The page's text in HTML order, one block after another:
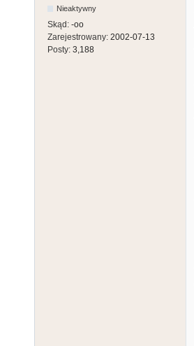
Nieaktywny
Skąd: -oo
Zarejestrowany: 2002-07-13
Posty: 3,188